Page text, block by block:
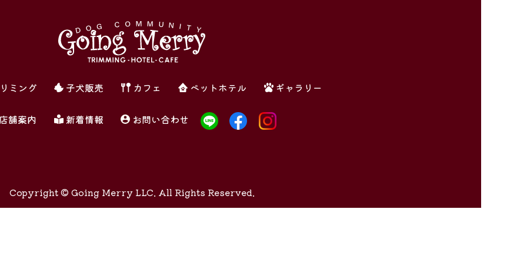
ミング 子犬販売 カフェ ペットホテル ギャラリー
店舗案内 新着情報 お問い合わせ
Copyright © Going Merry LLC. All Rights Reserved.